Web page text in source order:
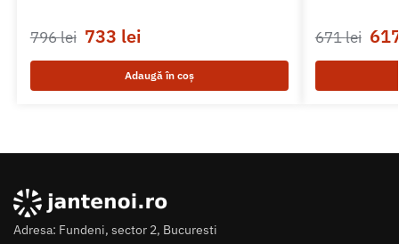
796lei 733 lei
Adaugă în coș
671lei
Adresa: Fundeni, sector 2, Bucuresti